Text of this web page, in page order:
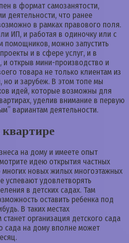
в формат самозанятости,
деятельности, что ранее
в рамках правового поля.
ИП, и работая в одиночку или с
помощников, можно запустить
и в сфере услуг, и в
и открыв мини-производство и
товара не только клиентам из
но и зарубеж. В этом топе мы
идей, которые возможны для
уделив внимание в первую
вариантам деятельности.
квартире
на дому и имеете опыт
идею открытия частных
многих новых жилых многоэтажных
успевают удовлетворять
в детских садах. Там
оставить ребенка под
В таких местах
организация детского сада
сада на дому вполне может